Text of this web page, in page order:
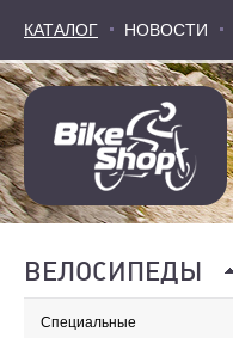
КАТАЛОГ НОВОСТИ
КАТАЛОГ НОВОСТИ
ВЕЛОСИПЕДЫ
Специальные